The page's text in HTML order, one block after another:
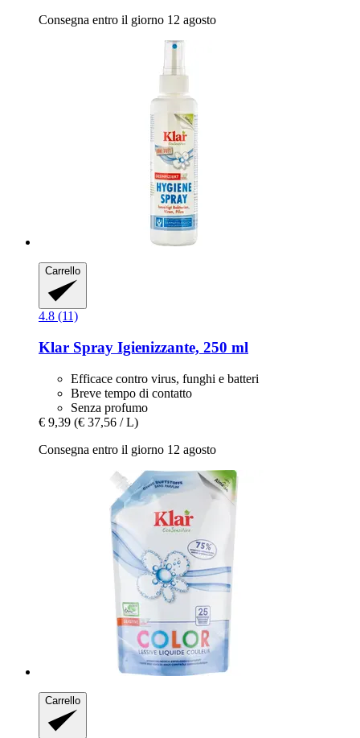
Consegna entro il giorno 12 agosto
Carrello
4.8 (11)
Klar Spray Igienizzante, 250 ml
Efficace contro virus, funghi e batteri
Breve tempo di contatto
Senza profumo
€ 9,39 (€ 37,56 / L)
Consegna entro il giorno 12 agosto
Carrello